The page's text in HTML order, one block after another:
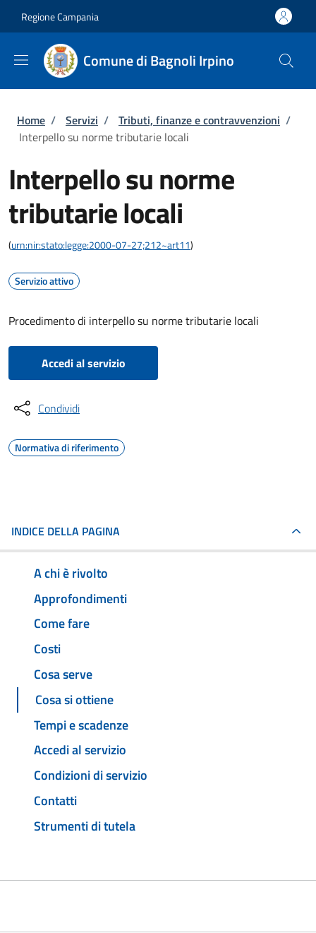
Regione Campania
Comune di Bagnoli Irpino
Briciole di pane
Home / Servizi / Tributi, finanze e contravvenzioni /
Interpello su norme tributarie locali
Interpello su norme
tributarie locali
(urn:nir:stato:legge:2000-07-27;212~art11)
Servizio attivo
Procedimento di interpello su norme tributarie locali
Accedi al servizio
Condividi
Normativa di riferimento
INDICE DELLA PAGINA
A chi è rivolto
Approfondimenti
Come fare
Costi
Cosa serve
Cosa si ottiene
Tempi e scadenze
Accedi al servizio
Condizioni di servizio
Contatti
Strumenti di tutela